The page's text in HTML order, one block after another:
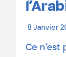
8 Janvier
Ce n’est